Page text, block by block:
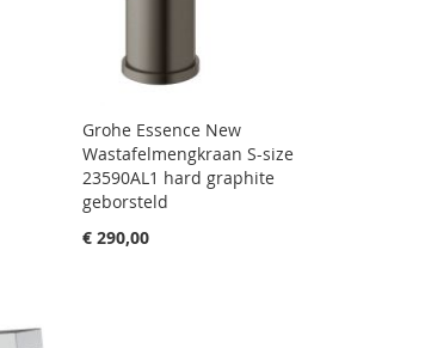
Grohe Essence New
Wastafelmengkraan S-size
23590AL1 hard graphite
geborsteld
€ 290,00